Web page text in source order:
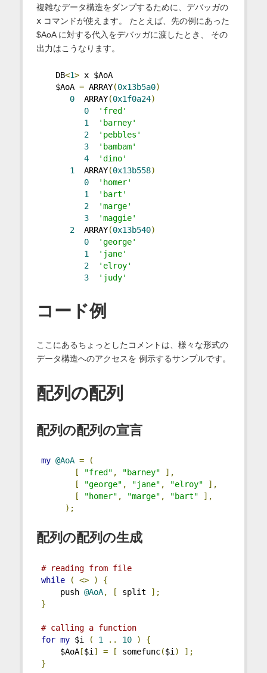
複雑なデータ構造をダンプするために、デバッガの
xコマンドが使えます。 たとえば、先の例にあった
$AoA に対する代入をデバッガに渡したとき、 その
出力はこうなります。
DB<1> x $AoA
$AoA = ARRAY(0x13b5a0)
0 ARRAY(0x1f0a24)
0
'fred'
1
'barney'
2
'pebbles'
3
'bambam'
4
'dino'
1 ARRAY(0x13b558)
0
'homer'
1
'bart'
2
'marge'
3
'maggie'
2 ARRAY(0x13b540)
0
'george'
1
'jane'
2
'elroy'
3
'judy'
コード例
ここにあるちょっとしたコメントは、様々な形式の
データ構造へのアクセスを 例示するサンプルです。
配列の配列
配列の配列の宣言
my @AoA =
(
[
"fred" , "barney"
],
[
"george" , "jane" , "elroy"
],
[
"homer" , "marge" , "bart"
],
);
配列の配列の生成
# reading from file
while
( <> )
{
push @AoA, [ split
];
}
# calling a function
for my $i ( 1 .. 10 )
{
$AoA[$i ] = [ somefunc($i )
];
}